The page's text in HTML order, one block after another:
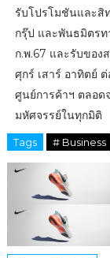
รับโปรโมชันและสิ
กรุ๊ป และพันธมิตรท
ก.พ.67 และรับขอ
ศุกร์ เสาร์ อาทิตย์
ศูนย์การค้าฯ ตลอด
มหัศจรรย์ในทุกมิติ
Tags # Business